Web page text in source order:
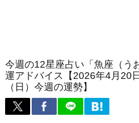
今週の12星座占い「魚座（う
運アドバイス【2026年4月20
（日）今週の運勢】